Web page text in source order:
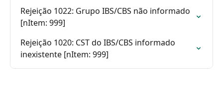
Rejeição 1022: Grupo IBS/CBS não informado
[nItem: 999]
Rejeição 1020: CST do IBS/CBS informado
inexistente [nItem: 999]